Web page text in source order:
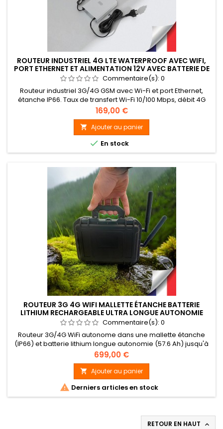
ROUTEUR INDUSTRIEL 4G LTE WATERPROOF AVEC WIFI,
PORT ETHERNET ET ALIMENTATION 12V AVEC BATTERIE DE
SECOURS
Commentaire(s): 0
Routeur industriel 3G/4G GSM avec Wi-Fi et port Ethernet,
étanche IP66. Taux de transfert Wi-Fi 10/100 Mbps, débit 4G
jusqu’à 150 Mbps. Alimentation 12V 1.5A avec batterie de
secours intégrée offrant 5 à 8 heures d’autonomie en cas de
coupure.
Prix
169,00 €
 Ajouter au panier
 En stock
ROUTEUR 3G 4G WIFI MALLETTE ÉTANCHE BATTERIE
LITHIUM RECHARGEABLE ULTRA LONGUE AUTONOMIE
Commentaire(s): 0
Routeur 3G/4G WiFi autonome dans une mallette étanche
(IP66) et batterie lithium longue autonomie (57.6 Ah) jusqu'à
20 jours. Compatible avec la plupart des caméras Wi-Fi et
toutes les cartes SIM nano, il offre une connexion rapide et
stable, idéale pour les environnements extérieurs ou les
projets mobiles.
Prix
699,00 €
 Ajouter au panier
 Derniers articles en stock
RETOUR EN HAUT 